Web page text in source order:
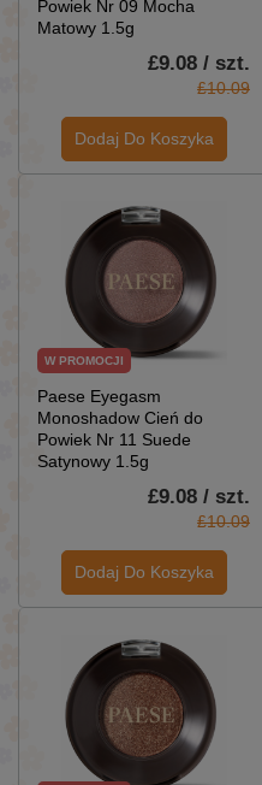
Powiek Nr 09 Mocha
Matowy 1.5g
£9.08 / szt.
£10.09
Dodaj Do Koszyka
W PROMOCJI
Paese Eyegasm
Monoshadow Cień do
Powiek Nr 11 Suede
Satynowy 1.5g
£9.08 / szt.
£10.09
Dodaj Do Koszyka